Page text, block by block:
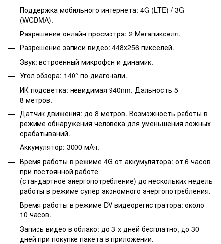
Поддержка мобильного интернета: 4G (LTE) / 3G
(WCDMA).
Разрешение онлайн просмотра: 2 Мегапикселя.
Разрешение записи видео: 448х256 пикселей.
Звук: встроенный микрофон и динамик.
Угол обзора: 140° по диагонали.
ИК подсветка: невидимая 940nm. Дальность 5 -
8 метров.
Датчик движения: до 8 метров. Возможность работы в
режиме обнаружения человека для уменьшения ложных
срабатываний.
Аккумулятор: 3000 мАч.
Время работы в режиме 4G от аккумулятора: от 6 часов
при постоянной работе
(стандартное энергопотребление) до нескольких недель
работы в режиме супер экономного энергопотребления.
Время работы в режиме DV видеорегистратора: около
10 часов.
Запись видео в облако: до 3-х дней бесплатно, до 30
дней при покупке пакета в приложении.